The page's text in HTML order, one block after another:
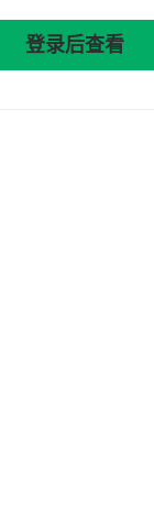
登录后查看